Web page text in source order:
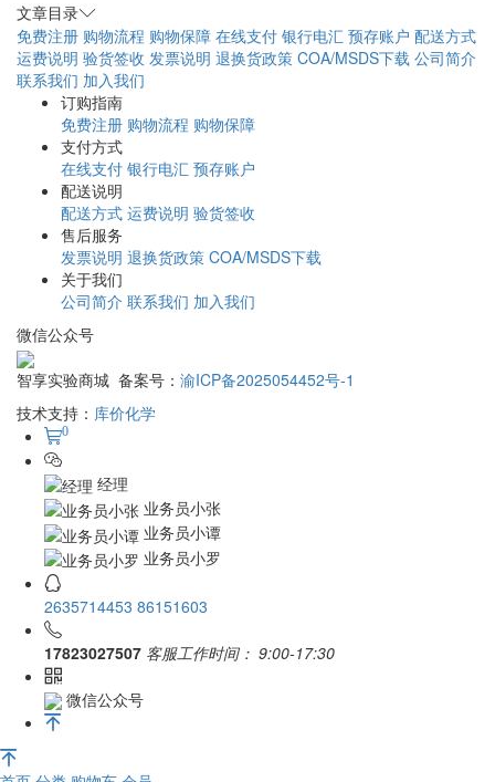
文章目录
免费注册 购物流程 购物保障 在线支付 银行电汇 预存账户 配送方式
运费说明 验货签收 发票说明 退换货政策 COA/MSDS下载 公司简介
联系我们 加入我们
订购指南
免费注册 购物流程 购物保障
支付方式
在线支付 银行电汇 预存账户
配送说明
配送方式 运费说明 验货签收
售后服务
发票说明 退换货政策 COA/MSDS下载
关于我们
公司简介 联系我们 加入我们
微信公众号
智享实验商城 备案号： 渝ICP备2025054452号-1
技术支持： 库价化学
0
经理
业务员小张
业务员小谭
业务员小罗
2635714453 86151603
17823027507 客服工作时间： 9:00-17:30
微信公众号